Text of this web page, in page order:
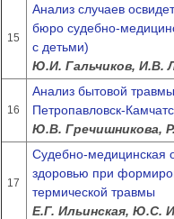
15
Анализ случаев
бюро судебно-
с детьми)
Ю.И. Гальчиков, И.В.
16
Анализ бытовой
Петропавловск-
Ю.В. Гречишникова,
17
Судебно-медицинская
здоровью при
термической травмы
Е.Г. Ильинская, Ю.С.